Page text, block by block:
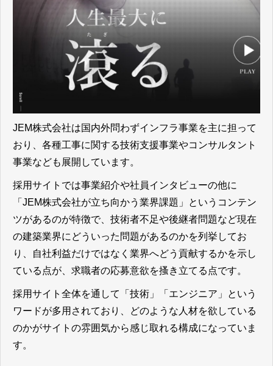
JEM株式会社は国内外問わずインフラ事業を主に担って
おり、各種工事に関する技術支援事業やコンサルタント
事業なども展開しています。
採用サイトでは事業紹介や社員インタビューの他に
「JEM株式会社が立ち向かう業界課題」というコンテン
ツがあるのが特徴で、技術者不足や後継者問題など現在
の建築業界にどういった問題があるのかを列挙してお
り、自社利益だけではなく業界へどう貢献するかを示し
ている点が、求職者の応募意欲を搔き立てる点です。
採用サイト全体を通して「技術」「エンジニア」という
ワードが多用されており、どのような人材を欲している
のかがサイトの雰囲気から感じ取れる構成になっていま
す。